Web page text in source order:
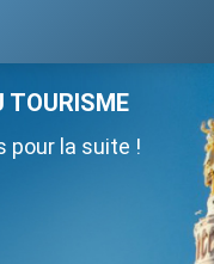
TOURISME
pour la suite !